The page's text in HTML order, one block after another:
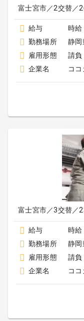
富士宮市／2交替／
給与
時給
勤務場所
静岡
雇用形態
請負
企業名
コ
富士宮市／3交替／
給与
時給
勤務場所
静岡
雇用形態
請負
企業名
コ